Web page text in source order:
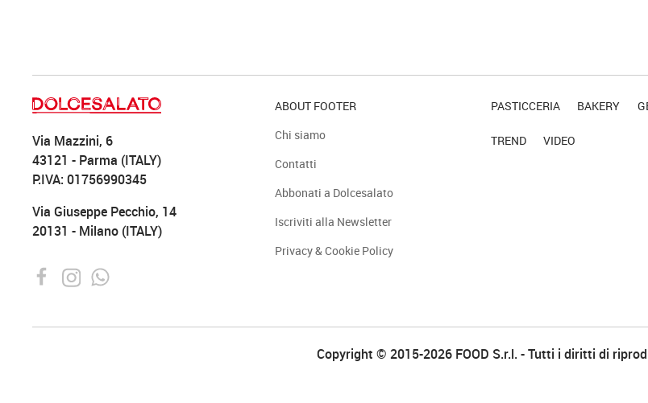
Via Mazzini, 6
43121 - Parma (ITALY)
P.IVA: 01756990345
Via Giuseppe Pecchio, 14
20131 - Milano (ITALY)
ABOUT FOOTER
Chi siamo
Contatti
Abbonati a Dolcesalato
Iscriviti alla Newsletter
Privacy & Cookie Policy
PASTICCERIA BAKERY
TREND VIDEO
Copyright © 2015-2026 FOOD S.r.l. - Tutti i diritti di